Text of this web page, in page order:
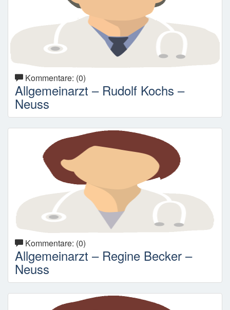
Kommentare: (0)
Allgemeinarzt – Rudolf Kochs –
Neuss
Kommentare: (0)
Allgemeinarzt – Regine Becker –
Neuss